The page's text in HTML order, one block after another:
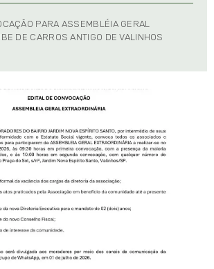
PARA ASSEMBLÉIA GERAL
DE CARROS ANTIGO DE VALINHOS